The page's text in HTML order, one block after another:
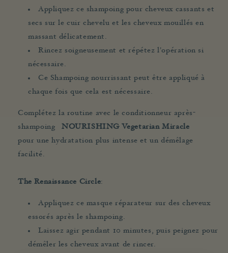
Appliquez ce shampoing pour cheveux cassants et
secs sur le cuir chevelu et les cheveux mouillés en
massant délicatement.
Rincez soigneusement et répétez l'opération si
nécessaire.
Ce Shampoing nourrissant peut être appliqué à
chaque fois que cela est nécessaire.
Complétez la routine avec le conditionneur après-
shampoing NOURISHING Vegetarian Miracle
pour une hydratation plus intense et un démêlage
facilité.
The Renaissance Circle:
Appliquez ce masque réparateur sur des cheveux
essorés après le shampoing.
Laissez agir pendant 10 minutes, puis peignez pour
démêler les cheveux avant de rincer.